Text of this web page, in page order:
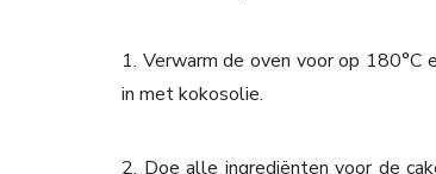
1. Verwarm de oven voor op 180°C
in met kokosolie.
2. Doe alle ingrediënten voor de